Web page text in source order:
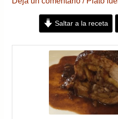
Saltar a la receta